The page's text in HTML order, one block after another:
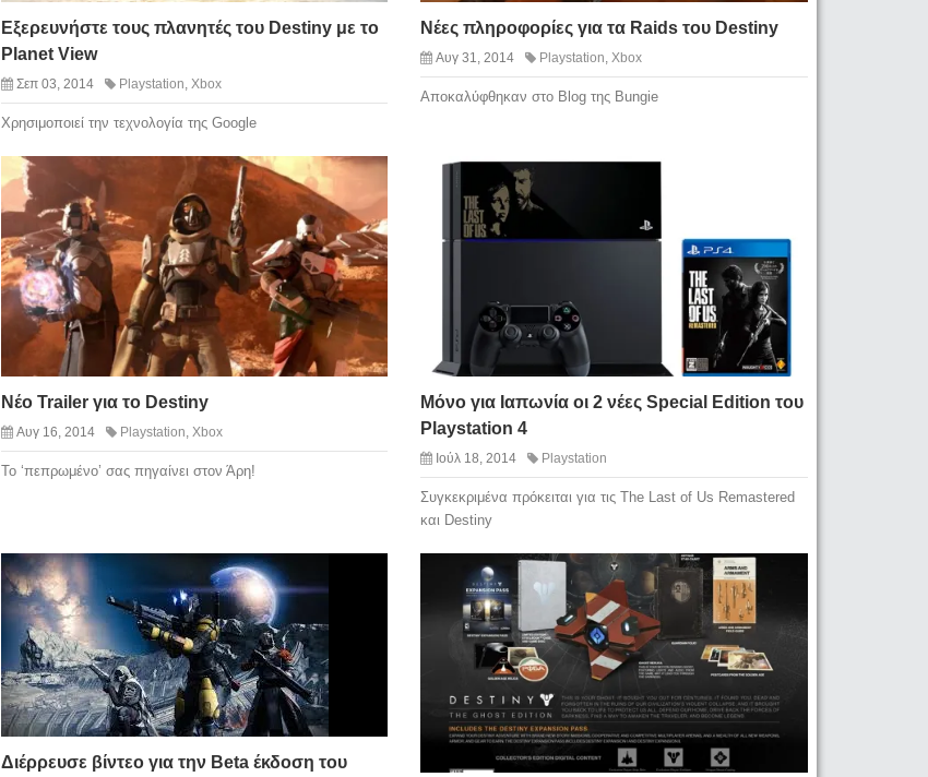
Εξερευνήστε τους πλανητές του Destiny με το
Planet View
Σεπ 03, 2014 Playstation, Xbox
Χρησιμοποιεί την τεχνολογία της Google
Νέες πληροφορίες για τα Raids του Destiny
Αυγ 31, 2014 Playstation,Xbox
Αποκαλύφθηκαν στο Blog της Bungie
Νέο Trailer για το Destiny
Αυγ 16, 2014 Playstation Xbox
Το ‘πεπρωμένο’ σας πηγαίνει στον Άρη!
Μόνο για Ιαπωνία οι 2 νέες Special Edition του
Playstation 4
Ιούλ 18, 2014 Playstation
Συγκεκριμένα πρόκειται για τις The Last of Us Remastered
και Destiny
Διέρρευσε βίντεο για την Beta έκδοση του